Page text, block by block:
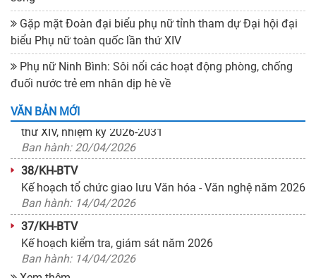
Gặp mặt Đoàn đại biểu phụ nữ tỉnh tham dự Đại hội đại
biểu Phụ nữ toàn quốc lần thứ XIV
Phụ nữ Ninh Bình: Sôi nổi các hoạt động phòng, chống
đuối nước trẻ em nhân dịp hè về
VĂN BẢN MỚI
55/KH-BTV
Kế hoạch Tổ chức các hoạt động kỷ niệm 79 năm Ngày
Thương binh - Liệt sỹ (27/7/1947 - 27/7/2026)
Ban hành: 14/07/2026
940/KH-ĐCT
Kế hoạch tổ chức Đại hội đại biểu Phụ nữ toàn quốc lần
thứ XIV, nhiệm kỳ 2026-2031
Ban hành: 20/04/2026
38/KH-BTV
Kế hoạch tổ chức giao lưu Văn hóa - Văn nghệ năm 2026
Ban hành: 14/04/2026
37/KH-BTV
Kế hoạch kiểm tra, giám sát năm 2026
Ban hành: 14/04/2026
08/HD-BTV